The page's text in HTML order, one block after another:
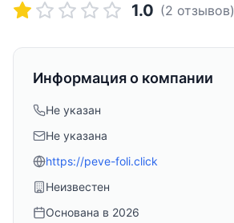
1.0 (2 отзывов)
Информация о компании
Не указан
Не указана
https://peve-foli.click
Неизвестен
Основана в 2026